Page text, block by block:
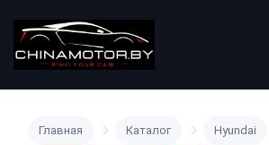
Главная Каталог Hyundai